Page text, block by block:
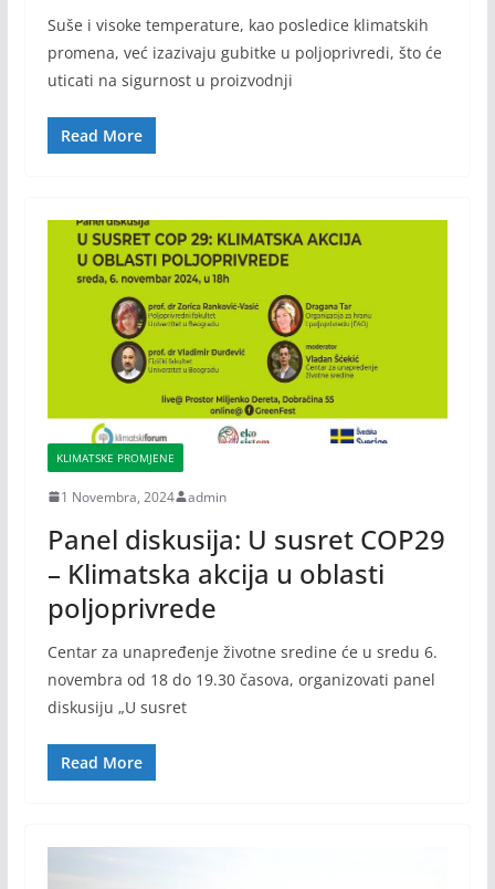
Suše i visoke temperature, kao posledice klimatskih
promena, već izazivaju gubitke u poljoprivredi, što će
uticati na sigurnost u proizvodnji
Read More
KLIMATSKE PROMJENE
1 Novembra, 2024 admin
Panel diskusija: U susret COP29
– Klimatska akcija u oblasti
poljoprivrede
Centar za unapređenje životne sredine će u sredu 6.
novembra od 18 do 19.30 časova, organizovati panel
diskusiju „U susret
Read More